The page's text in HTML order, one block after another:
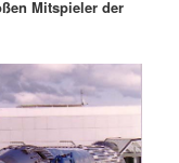
Mitspieler der